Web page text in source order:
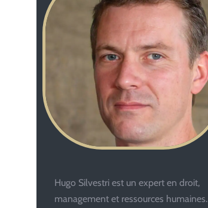
Hugo Silvestri est un expert en droit,
management et ressources humaines.